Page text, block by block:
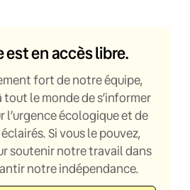
est en accès libre.
fort de notre équipe,
le monde de s’informer
écologique et de
Si vous le pouvez,
soutenir notre travail dans
notre indépendance.